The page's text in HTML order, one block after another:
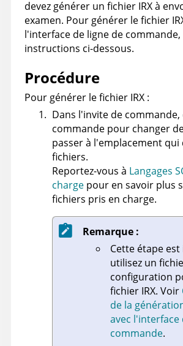
devez générer un fichier IRXà
examen. Pour générer le fichier
l'interface de ligne de commande,
instructions ci-dessous.
Procédure
Pour générer le fichier IRX :
Dans l'invite de commande,
commande pour changer
passer à l'emplacement qui
fichiers.
Reportez-vous à Langages
charge pour en savoir plus
fichiers pris en charge.
Remarque :
Cette étape
utilisez un
configuration
fichier IRX. Voir
de la
avec l'interface
commande.